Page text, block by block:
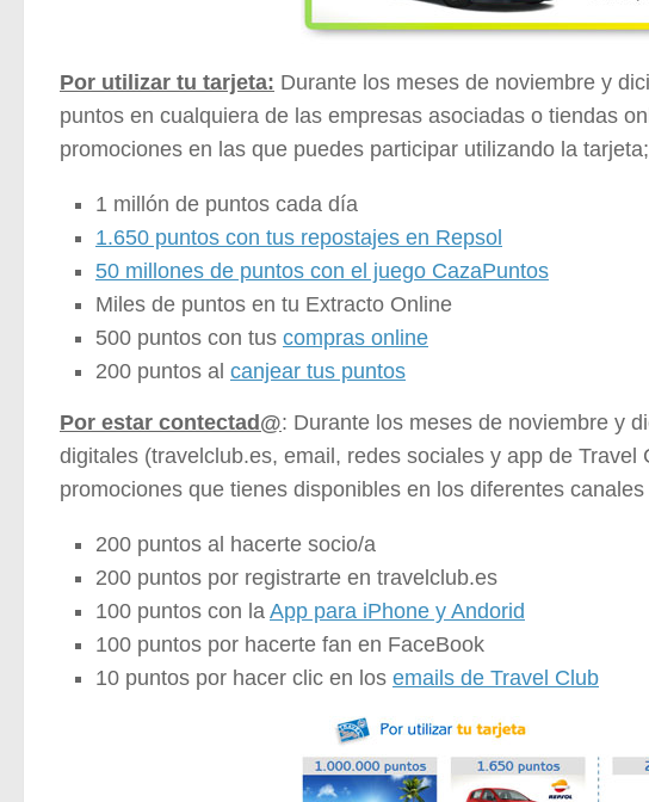
Por utilizar tu tarjeta: Durante los meses de noviembre y
puntos en cualquiera de las empresas asociadas o tiendas
promociones en las que puedes participar utilizando la tarjeta;
1 millón de puntos cada día
1.650 puntos con tus repostajes en Repsol
50 millones de puntos con el juego CazaPuntos
Miles de puntos en tu Extracto Online
500 puntos con tus compras online
200 puntos al canjear tus puntos
Por estar contectad@: Durante los meses de noviembre y
digitales (travelclub.es, email, redes sociales y app de
promociones que tienes disponibles en los diferentes
200 puntos al hacerte socio/a
200 puntos por registrarte en travelclub.es
100 puntos con la App para iPhone y Andorid
100 puntos por hacerte fan en FaceBook
10 puntos por hacer clic en los emails de Travel Club